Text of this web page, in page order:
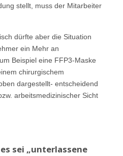
stellt, muss der Mitarbeiter
dürfte aber die Situation
ein Mehr an
Beispiel eine FFP3-Maske
chirurgischem
dargestellt- entscheidend
arbeitsmedizinischer Sicht
sei „unterlassene